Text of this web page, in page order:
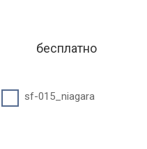
бесплатно
sf-015_niagara